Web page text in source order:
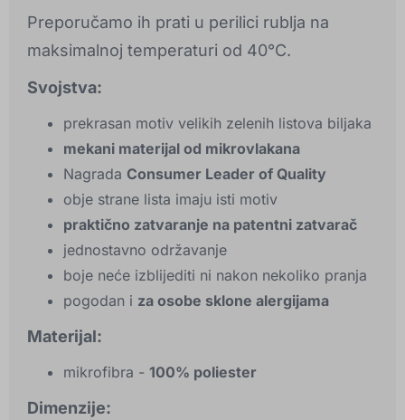
Preporučamo ih prati u perilici rublja na
maksimalnoj temperaturi od 40°C.
Svojstva:
prekrasan motiv velikih zelenih listova biljaka
mekani materijal od mikrovlakana
Nagrada Consumer Leader of Quality
obje strane lista imaju isti motiv
praktično zatvaranje na patentni zatvarač
jednostavno održavanje
boje neće izblijediti ni nakon nekoliko pranja
pogodan i za osobe sklone alergijama
Materijal:
mikrofibra - 100% poliester
Dimenzije: